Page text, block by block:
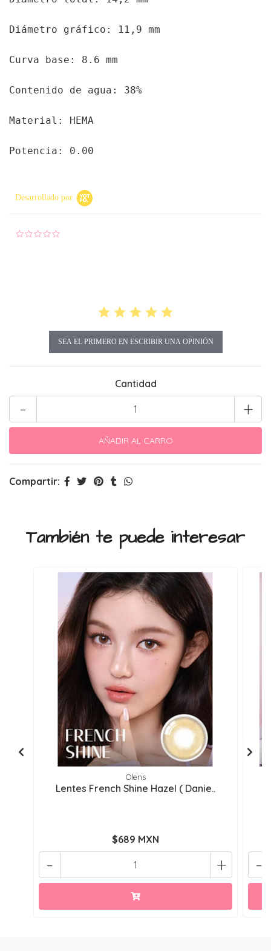
Diámetro gráfico: 11,9 mm
Curva base: 8.6 mm
Contenido de agua: 38%
Material: HEMA
Potencia: 0.00
Desarrollado por
SEA EL PRIMERO EN ESCRIBIR UNA OPINIÓN
Cantidad
+
-
Compartir:
También te puede interesar
Olens
Lentes French Shine Hazel ( Danie..
$689 MXN
+
- -